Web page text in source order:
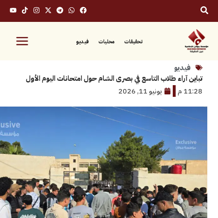
محليات فيديو
طلاب التاسع في بصرى الشام حول امتحانات اليوم الأول
يونيو 11, 2026